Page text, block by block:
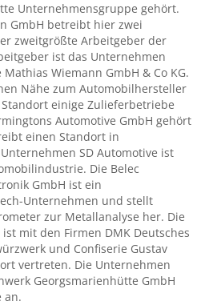
Unternehmensgruppe gehört.
GmbH betreibt hier zwei
zweitgrößte Arbeitgeber der
ist das Unternehmen
Wiemann GmbH & Co KG.
Nähe zum Automobilhersteller
einige Zulieferbetriebe
Automotive GmbH gehört
einen Standort in
SD Automotive ist
Die Belec
GmbH ist ein
Unternehmen und stellt
zur Metallanalyse her. Die
mit den Firmen DMK Deutsches
und Confiserie Gustav
vertreten. Die Unternehmen
Georgsmarienhütte GmbH
an.